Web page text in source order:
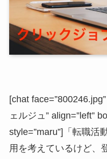
[chat
ェルジュ” align=”left”
style=”maru”]「転職活
用を考えているけど、